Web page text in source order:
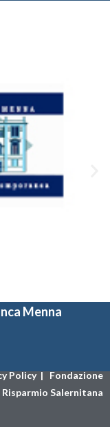
Menna
Policy|Fondazione
Risparmio Salernitana